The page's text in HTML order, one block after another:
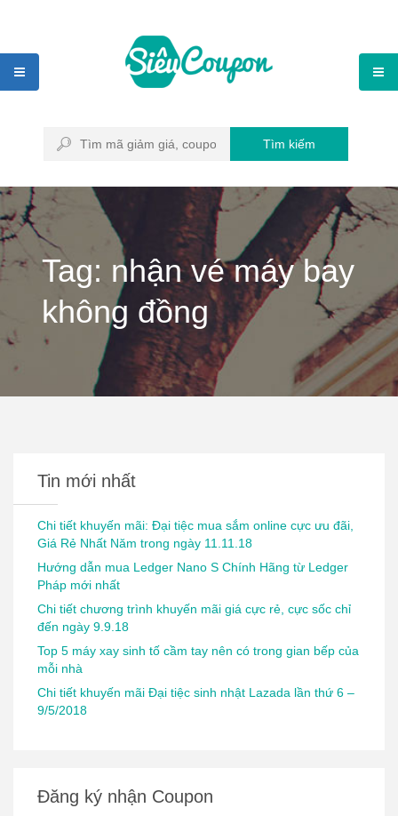
Tìm kiếm
Tag: nhận vé máy bay
không đồng
Tin mới nhất
Chi tiết khuyến mãi: Đại tiệc mua sắm online cực ưu đãi,
Giá Rẻ Nhất Năm trong ngày 11.11.18
Hướng dẫn mua Ledger Nano S Chính Hãng từ Ledger
Pháp mới nhất
Chi tiết chương trình khuyến mãi giá cực rẻ, cực sốc chỉ
đến ngày 9.9.18
Top 5 máy xay sinh tố cầm tay nên có trong gian bếp của
mỗi nhà
Chi tiết khuyến mãi Đại tiệc sinh nhật Lazada lần thứ 6 –
9/5/2018
Đăng ký nhận Coupon